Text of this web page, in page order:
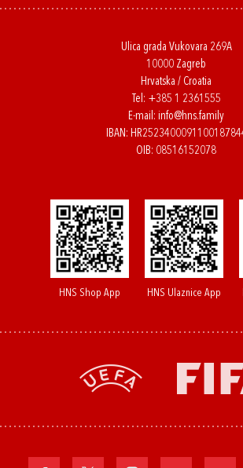
Ulica grada Vukovara 269A
10000 Zagreb
Hrvatska / Croatia
Tel: +385 1 2361555
E-mail: info@hns.family
IBAN:
OIB: 08516152078
HNS Shop App HNS Ulaznice App